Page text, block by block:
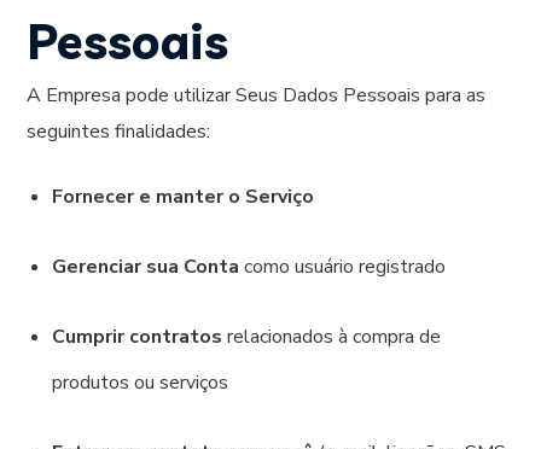
Pessoais
A Empresa pode utilizar Seus Dados Pessoais para as
seguintes finalidades:
Fornecer e manter o Serviço
Gerenciar sua Conta como usuário registrado
Cumprir contratos relacionados à compra de
produtos ou serviços